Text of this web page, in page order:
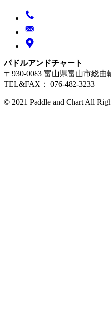
パドルアンドチャート
〒930-0083 富山県富山市総曲
TEL&FAX： 076-482-3233
© 2021 Paddle and Chart All